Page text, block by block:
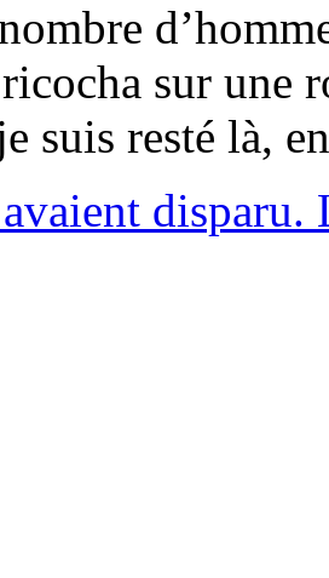
sur une
suis resté là,
disparu.